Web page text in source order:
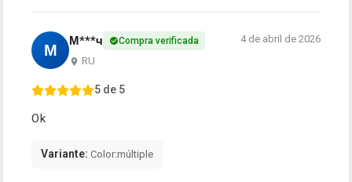
М М***ч Compra verificada
RU
4 de abril de 2026
5 de 5
Ok
Variante: Color:múltiple